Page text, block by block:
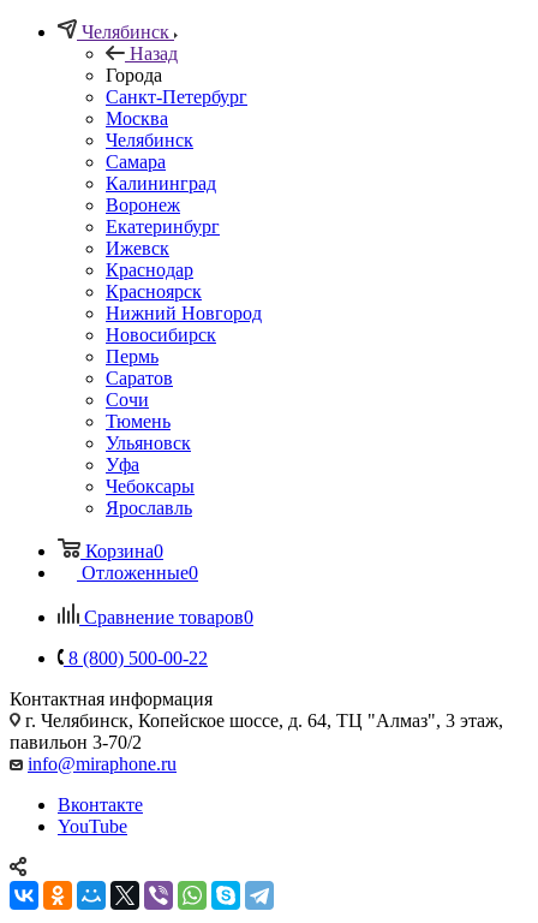
Челябинск
Назад
Города
Санкт-Петербург
Москва
Челябинск
Самара
Калининград
Воронеж
Екатеринбург
Ижевск
Краснодар
Красноярск
Нижний Новгород
Новосибирск
Пермь
Саратов
Сочи
Тюмень
Ульяновск
Уфа
Чебоксары
Ярославль
Корзина0
Отложенные0
Сравнение товаров0
8 (800) 500-00-22
Контактная информация
г. Челябинск, Копейское шоссе, д. 64, ТЦ "Алмаз", 3 этаж,
павильон 3-70/2
info@miraphone.ru
Вконтакте
YouTube